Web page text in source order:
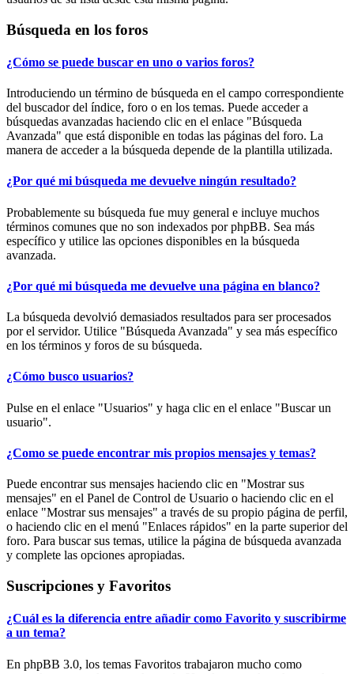
Búsqueda en los foros
¿Cómo se puede buscar en uno o varios foros?
Introduciendo un término de búsqueda en el campo correspondiente
del buscador del índice, foro o en los temas. Puede acceder a
búsquedas avanzadas haciendo clic en el enlace "Búsqueda
Avanzada" que está disponible en todas las páginas del foro. La
manera de acceder a la búsqueda depende de la plantilla utilizada.
¿Por qué mi búsqueda me devuelve ningún resultado?
Probablemente su búsqueda fue muy general e incluye muchos
términos comunes que no son indexados por phpBB. Sea más
específico y utilice las opciones disponibles en la búsqueda
avanzada.
¿Por qué mi búsqueda me devuelve una página en blanco?
La búsqueda devolvió demasiados resultados para ser procesados
por el servidor. Utilice "Búsqueda Avanzada" y sea más específico
en los términos y foros de su búsqueda.
¿Cómo busco usuarios?
Pulse en el enlace "Usuarios" y haga clic en el enlace "Buscar un
usuario".
¿Como se puede encontrar mis propios mensajes y temas?
Puede encontrar sus mensajes haciendo clic en "Mostrar sus
mensajes" en el Panel de Control de Usuario o haciendo clic en el
enlace "Mostrar sus mensajes" a través de su propio página de perfil,
o haciendo clic en el menú "Enlaces rápidos" en la parte superior del
foro. Para buscar sus temas, utilice la página de búsqueda avanzada
y complete las opciones apropiadas.
Suscripciones y Favoritos
¿Cuál es la diferencia entre añadir como Favorito y suscribirme
a un tema?
En phpBB 3.0, los temas Favoritos trabajaron mucho como